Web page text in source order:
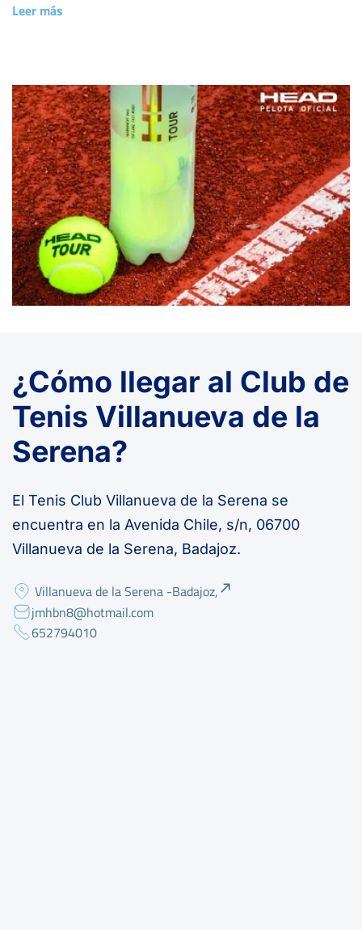
Leer más
¿Cómo llegar al Club de
Tenis Villanueva de la
Serena?
El Tenis Club Villanueva de la Serena se
encuentra en la Avenida Chile, s/n, 06700
Villanueva de la Serena, Badajoz.
Villanueva de la Serena -Badajoz,
jmhbn8@hotmail.com
652794010